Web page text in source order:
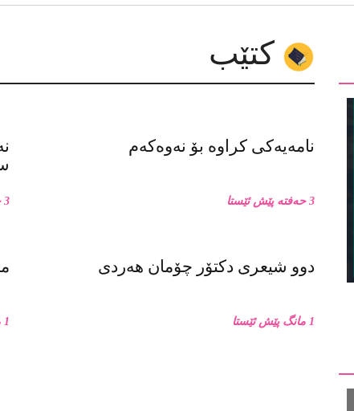
3 حەفتە پێش ئێستا
نامەیەکی کراوە بۆ نەوەکەم
3 حەفتە پێش ئێستا
1 مانگ پێش ئێستا
دوو شیعری دکتۆر چۆمان هەردی
1 مانگ پێش ئێستا